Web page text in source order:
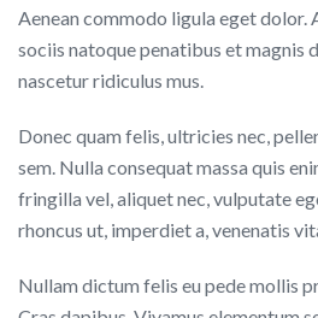
Aenean commodo ligula eget dolor.
sociis natoque penatibus et magnis
nascetur ridiculus mus.
Donec quam felis, ultricies nec,
sem. Nulla consequat massa quis
fringilla vel, aliquet nec, vulputate
rhoncus ut, imperdiet a, venenatis
Nullam dictum felis eu pede mollis